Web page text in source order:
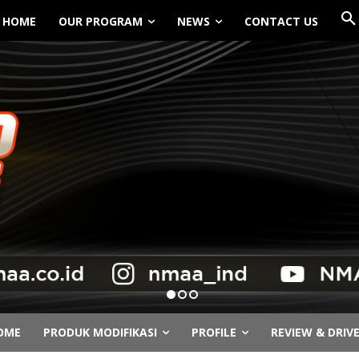
HOME OUR PROGRAM NEWS CONTACT US
PRODUK MODIFIKASI PROFILE REVIEW & DRIVE